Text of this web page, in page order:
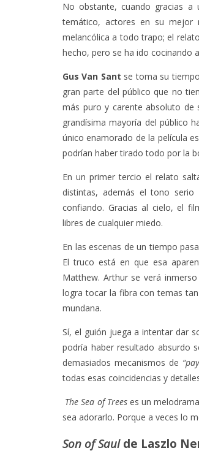
No obstante, cuando gracias a
temático, actores en su mejor
melancólica a todo trapo; el
hecho, pero se ha ido cocinando
Gus Van Sant se toma su
gran parte del público que no
más puro y carente absoluto de
grandísima mayoría del público
único enamorado de la película
podrían haber tirado todo por la
En un primer tercio el relato
distintas, además el tono
confiando. Gracias al cielo, el
libres de cualquier miedo.
En las escenas de un tiempo
El truco está en que esa
Matthew. Arthur se verá
logra tocar la fibra con temas
mundana.
Sí, el guión juega a intentar dar
podría haber resultado absurdo
demasiados mecanismos de
todas esas coincidencias y
The Sea of Treeses un
sea adorarlo. Porque a veces lo
Son of Saulde Laszlo